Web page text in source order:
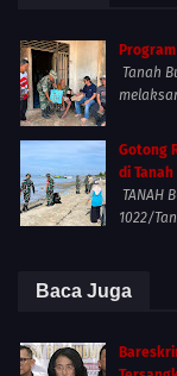
Tanah
Gotong
di Tanah
TANAH
1022/
Baca Juga